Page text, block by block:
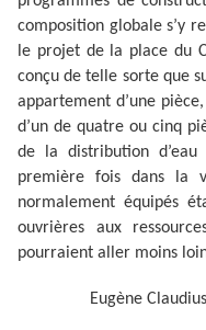
composition globale s’y
le projet de la place du
conçu de telle sorte que
appartement d’une
d’un de quatre ou cinq
de la distribution
première fois dans la
normalement équipés
ouvrières aux
pourraient aller moins
Eugène